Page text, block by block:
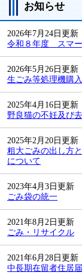
お知らせ
2026年7月24日更新
令和８年度 スマ
2026年5月26日更新
生ごみ等処理機購
2025年4月16日更新
野良猫の不妊及び
2025年2月20日更新
粗大ごみの出し方
について
2023年4月3日更新
ごみ袋の統一
2021年8月2日更新
ごみ・リサイクル
2021年6月28日更新
中長期在留者住居